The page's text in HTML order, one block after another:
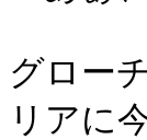
グロー
リアに